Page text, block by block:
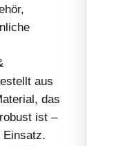
aus
das
ist –
Einsatz.